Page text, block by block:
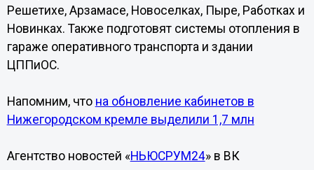
Решетихе, Арзамасе, Новоселках, Пыре, Работках и
Новинках. Также подготовят системы отопления в
гараже оперативного транспорта и здании
ЦППиОС.
Напомним, что на обновление кабинетов в
Нижегородском кремле выделили 1,7 млн
Агентство новостей «НЬЮСРУМ24» в ВК